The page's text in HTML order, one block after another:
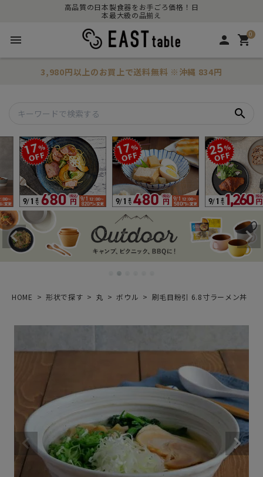
高品質の日本製食器をお手ごろ価格！日
本最大級の品揃え
menu person 0
shopping_cart
3,980円以上のお買上で送料無料 ※沖縄 834円
search
HOME 形状で探す 丸 ボウル 刷毛目粉引 6.8寸ラーメン丼